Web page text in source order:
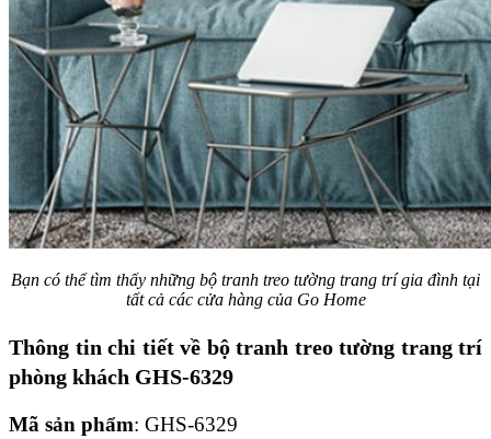
Bạn có thể tìm thấy những bộ tranh treo tường trang trí gia đình tại
tất cả các cửa hàng của Go Home
Thông tin chi tiết về bộ tranh treo tường trang trí
phòng khách GHS-6329
Mã sản phẩm: GHS-6329